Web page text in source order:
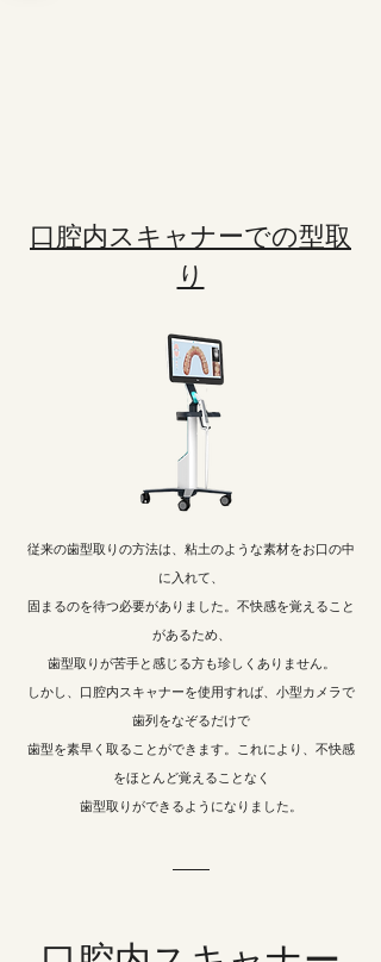
口腔内スキャナーでの型取
り
従来の歯型取りの方法は、粘土のような素材をお口の中
に入れて、
固まるのを待つ必要がありました。不快感を覚えること
があるため、
歯型取りが苦手と感じる方も珍しくありません。
しかし、口腔内スキャナーを使用すれば、小型カメラで
歯列をなぞるだけで
歯型を素早く取ることができます。これにより、不快感
をほとんど覚えることなく
歯型取りができるようになりました。